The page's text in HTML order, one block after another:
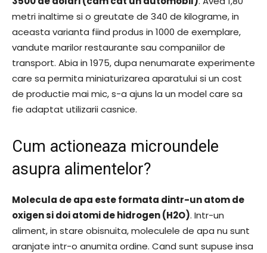
metri inaltime si o greutate de 340 de kilograme, in
aceasta varianta fiind produs in 1000 de exemplare,
vandute marilor restaurante sau companiilor de
transport. Abia in 1975, dupa nenumarate experimente
care sa permita miniaturizarea aparatului si un cost
de productie mai mic, s-a ajuns la un model care sa
fie adaptat utilizarii casnice.
Cum actioneaza microundele
asupra alimentelor?
Molecula de apa este formata dintr-un atom de
oxigen si doi atomi de hidrogen (H2O). Intr-un
aliment, in stare obisnuita, moleculele de apa nu sunt
aranjate intr-o anumita ordine. Cand sunt supuse insa